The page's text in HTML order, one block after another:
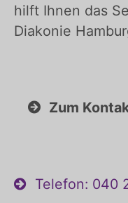
hilft Ihnen das
Diakonie
Zum
Telefon: 040